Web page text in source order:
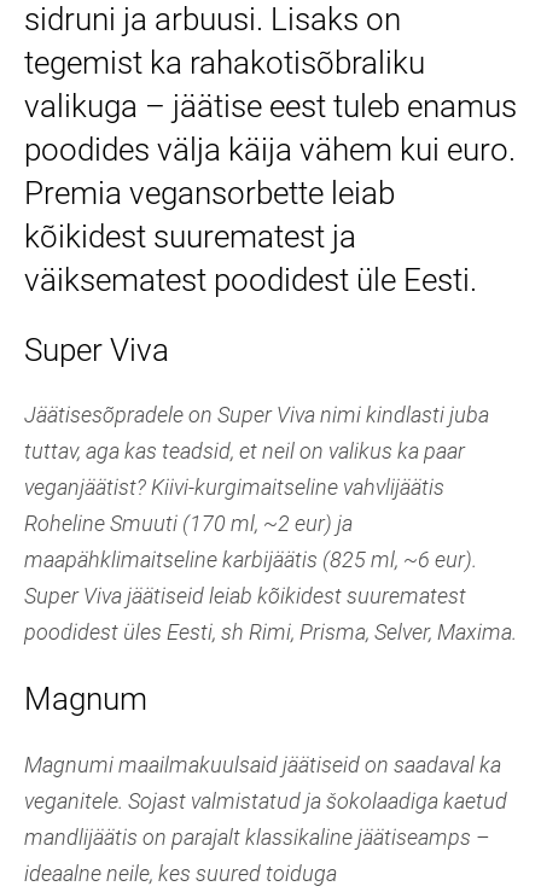
sidruni ja arbuusi. Lisaks on
tegemist ka rahakotisõbraliku
valikuga – jäätise eest tuleb enamus
poodides välja käija vähem kui euro.
Premia vegansorbette leiab
kõikidest suurematest ja
väiksematest poodidest üle Eesti.
Super Viva
Jäätisesõpradele on Super Viva nimi kindlasti juba
tuttav, aga kas teadsid, et neil on valikus ka paar
veganjäätist? Kiivi-kurgimaitseline vahvlijäätis
Roheline Smuuti (170 ml, ~2 eur) ja
maapähklimaitseline karbijäätis (825 ml, ~6 eur).
Super Viva jäätiseid leiab kõikidest suurematest
poodidest üles Eesti, sh Rimi, Prisma, Selver, Maxima.
Magnum
Magnumi maailmakuulsaid jäätiseid on saadaval ka
veganitele. Sojast valmistatud ja šokolaadiga kaetud
mandlijäätis on parajalt klassikaline jäätiseamps –
ideaalne neile, kes suured toiduga